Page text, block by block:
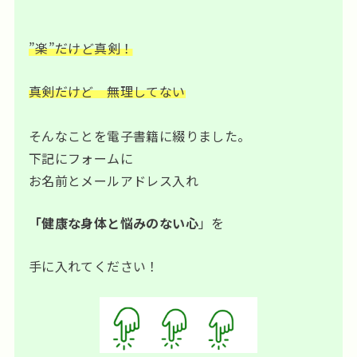
”楽”だけど真剣！
真剣だけど 無理してない
そんなことを電子書籍に綴りました。
下記にフォームに
お名前とメールアドレス入れ
「健康な身体と悩みのない心」を
手に入れてください！